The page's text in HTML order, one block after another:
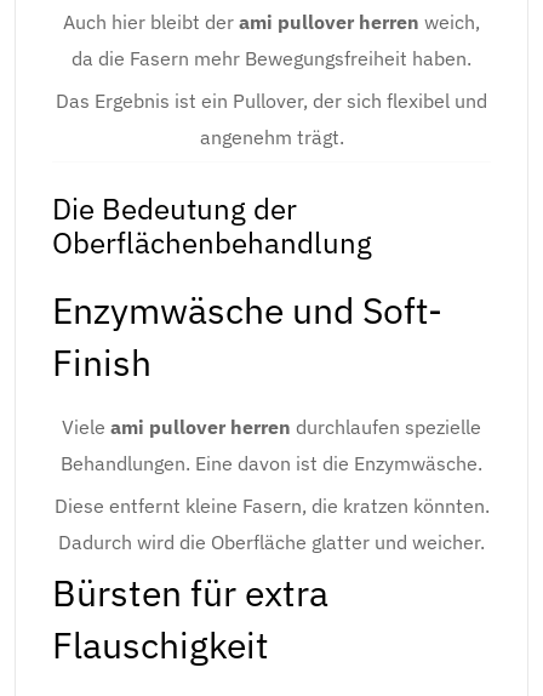
Auch hier bleibt der ami pullover herren weich,
da die Fasern mehr Bewegungsfreiheit haben.
Das Ergebnis ist ein Pullover, der sich flexibel und
angenehm trägt.
Die Bedeutung der
Oberflächenbehandlung
Enzymwäsche und Soft-
Finish
Viele ami pullover herren durchlaufen spezielle
Behandlungen. Eine davon ist die Enzymwäsche.
Diese entfernt kleine Fasern, die kratzen könnten.
Dadurch wird die Oberfläche glatter und weicher.
Bürsten für extra
Flauschigkeit